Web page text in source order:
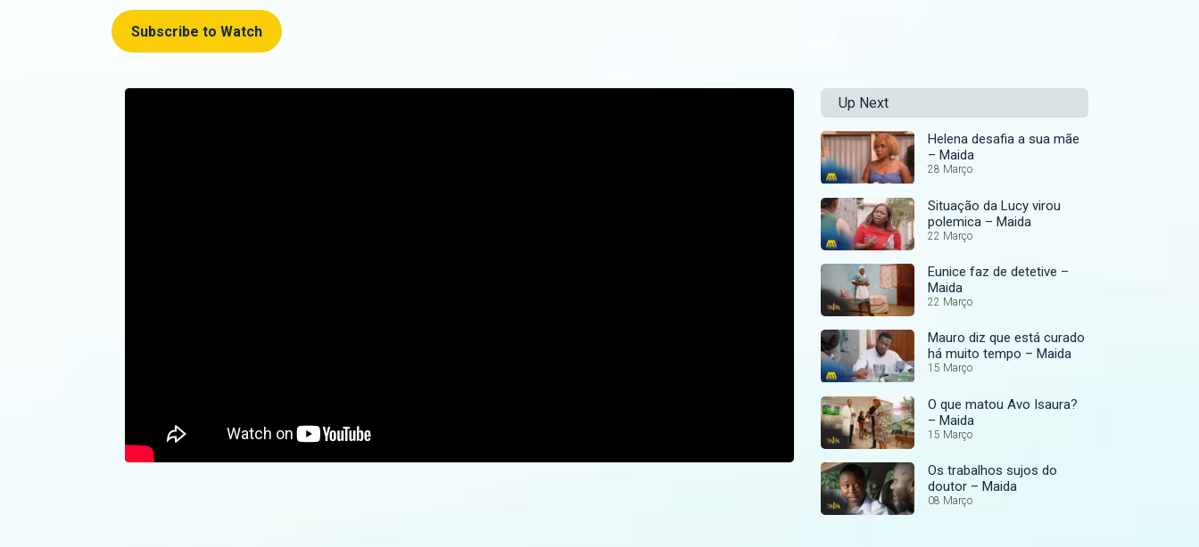
Subscribe to Watch
Up Next
Helena desafia a sua mãe
– Maida
28 Março
Situação da Lucy virou
polemica – Maida
22 Março
Eunice faz de detetive –
Maida
22 Março
Mauro diz que está curado
há muito tempo – Maida
15 Março
O que matou Avo Isaura?
– Maida
15 Março
Os trabalhos sujos do
doutor – Maida
08 Março